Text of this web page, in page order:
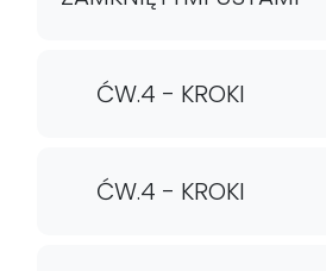
ĆW.4 - KROKI
ĆW.4 - KROKI